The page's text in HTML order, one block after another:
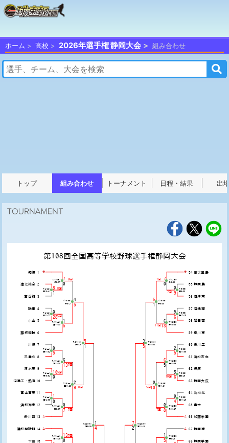
ホーム 高校 2026年選手権 静岡大会 組み合わせ
トップ 組み合わせ トーナメント 日程・結果 出